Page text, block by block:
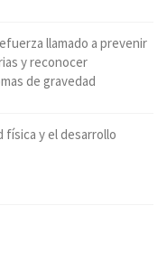
llamado a prevenir
y reconocer
de gravedad
física y el desarrollo